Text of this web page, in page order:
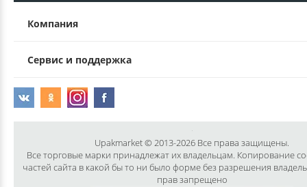
Компания
Сервис и поддержка
Upakmarket © 2013-2026 Все права защищены.
Все торговые марки принадлежат их владельцам. Копирование
частей сайта в какой бы то ни было форме без разрешения
прав запрещено